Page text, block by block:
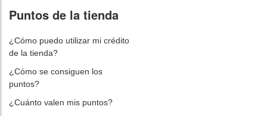
Puntos de la tienda
¿Cómo puedo utilizar mi crédito
de la tienda?
¿Cómo se consiguen los
puntos?
¿Cuánto valen mis puntos?